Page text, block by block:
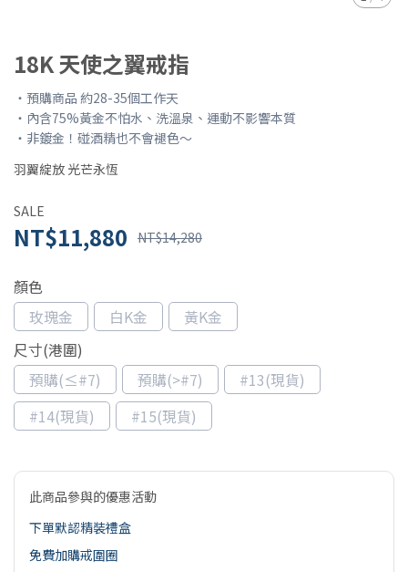
18K 天使之翼戒指
・預購商品 約28-35個工作天
・內含75%黃金不怕水、洗溫泉、運動不影響本質
・非鍍金！碰酒精也不會褪色～
羽翼綻放 光芒永恆
SALE
NT$11,880 NT$14,280
顏色
玫瑰金
白K金
黃K金
尺寸(港圍)
預購(≤#7)
預購(>#7)
#13(現貨)
#14(現貨)
#15(現貨)
此商品參與的優惠活動
下單默認精裝禮盒
免費加購戒圍圈